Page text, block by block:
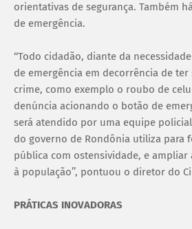
orientativas de segurança. Também
de emergência.
‘‘Todo cidadão, diante da
de emergência em decorrência de
crime, como exemplo o roubo de
denúncia acionando o botão de
será atendido por uma equipe
do governo de Rondônia utiliza para
pública com ostensividade, e
à população’’, pontuou o diretor do
PRÁTICAS INOVADORAS